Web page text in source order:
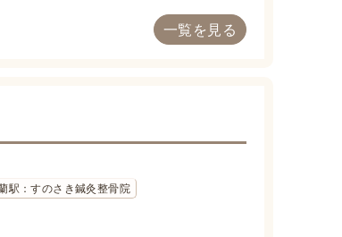
一覧を見る
駅：すのさき鍼灸整骨院